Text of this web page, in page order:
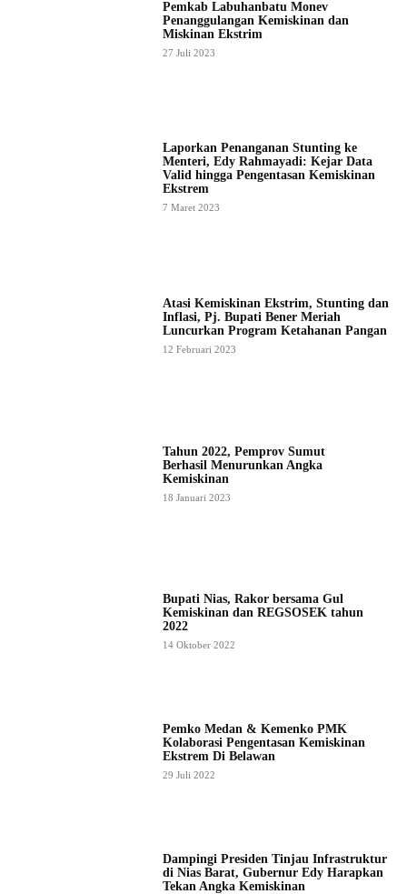
Pemkab Labuhanbatu Monev
Penanggulangan Kemiskinan dan
Miskinan Ekstrim
27 Juli 2023
Laporkan Penanganan Stunting ke
Menteri, Edy Rahmayadi: Kejar Data
Valid hingga Pengentasan Kemiskinan
Ekstrem
7 Maret 2023
Atasi Kemiskinan Ekstrim, Stunting dan
Inflasi, Pj. Bupati Bener Meriah
Luncurkan Program Ketahanan Pangan
12 Februari 2023
Tahun 2022, Pemprov Sumut
Berhasil Menurunkan Angka
Kemiskinan
18 Januari 2023
Bupati Nias, Rakor bersama Gul
Kemiskinan dan REGSOSEK tahun
2022
14 Oktober 2022
Pemko Medan & Kemenko PMK
Kolaborasi Pengentasan Kemiskinan
Ekstrem Di Belawan
29 Juli 2022
Dampingi Presiden Tinjau Infrastruktur
di Nias Barat, Gubernur Edy Harapkan
Tekan Angka Kemiskinan